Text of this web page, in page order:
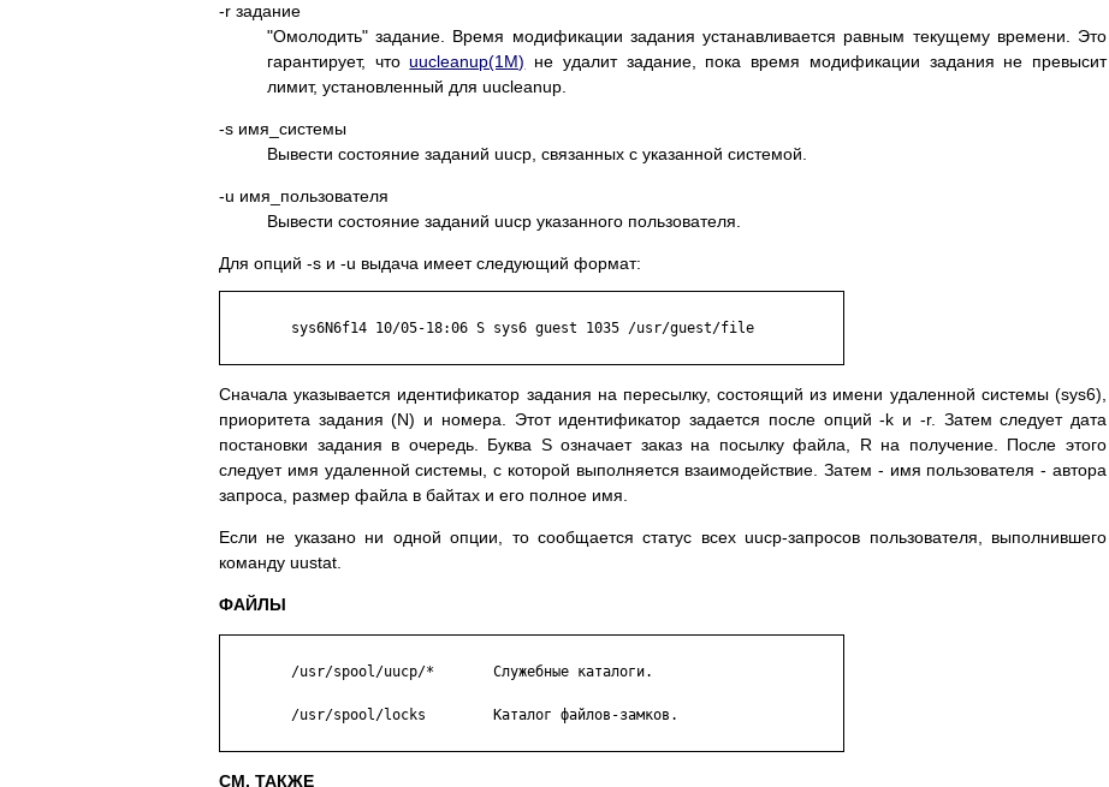
-r задание
"Омолодить" задание. Время модификации задания устанавливается равным текущему времени. Это
гарантирует, чтоuucleanup(1M) не удалит задание, пока время модификации задания не превысит
лимит, установленный для uucleanup.
-s имя_системы
Вывести состояние заданий uucp, связанных с указанной системой.
-u имя_пользователя
Вывести состояние заданий uucp указанного пользователя.
Для опций -s и -u выдача имеет следующий формат:
Сначала указывается идентификатор задания на пересылку, состоящий из имени удаленной системы (sys6),
приоритета задания (N) и номера. Этот идентификатор задается после опций -k и -r. Затем следует дата
постановки задания в очередь. Буква S означает заказ на посылку файла, R на получение. После этого
следует имя удаленной системы, с которой выполняется взаимодействие. Затем - имя пользователя - автора
запроса, размер файла в байтах и его полное имя.
Если не указано ни одной опции, то сообщается статус всех uucp-запросов пользователя, выполнившего
команду uustat.
ФАЙЛЫ
СМ. ТАКЖЕ